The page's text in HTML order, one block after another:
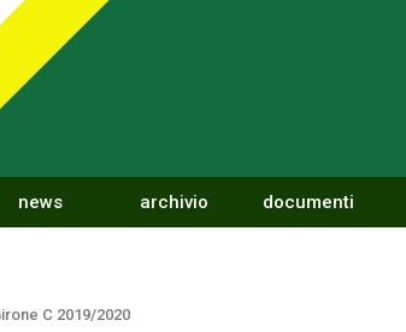
news archivio documenti
C 2019/2020